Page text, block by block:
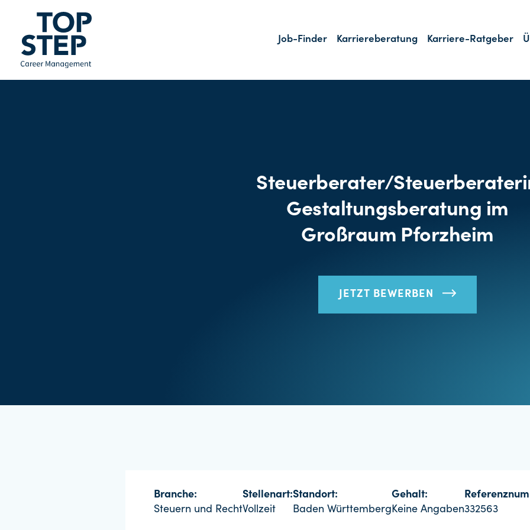
Job-Finder Karriereberatung Karriere-Ratgeber
Steuerberater/
Gestaltungsberatung im
Großraum Pforzheim
JETZT BEWERBEN
Branche:
Steuern und Recht
Stellenart:
Vollzeit
Standort:
Baden Württemberg
Gehalt:
Keine Angaben332563